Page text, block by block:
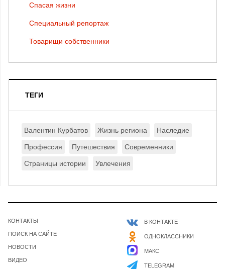
Спасая жизни
Специальный репортаж
Товарищи собственники
ТЕГИ
Валентин Курбатов Жизнь региона Наследие
Профессия Путешествия Современники
Страницы истории Увлечения
КОНТАКТЫ
ПОИСК НА САЙТЕ
НОВОСТИ
ВИДЕО
В КОНТАКТЕ
ОДНОКЛАССНИКИ
МАКС
TELEGRAM